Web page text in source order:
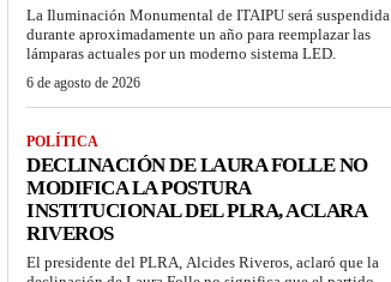
La Iluminación Monumental de ITAIPU será suspendida
durante aproximadamente un año para reemplazar las
lámparas actuales por un moderno sistema LED.
6 de agosto de 2026
POLÍTICA
DECLINACIÓN DE LAURA FOLLE NO
MODIFICA LA POSTURA
INSTITUCIONAL DEL PLRA, ACLARA
RIVEROS
El presidente del PLRA, Alcides Riveros, aclaró que la